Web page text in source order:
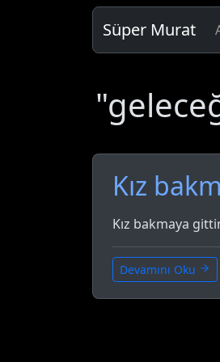
Süper Murat
Kız
Kız bakmaya
Devamını Oku